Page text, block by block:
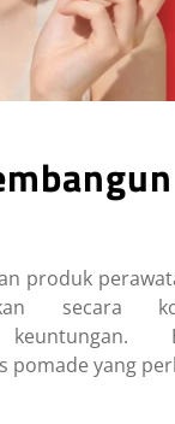
produk
secara
pomade yang